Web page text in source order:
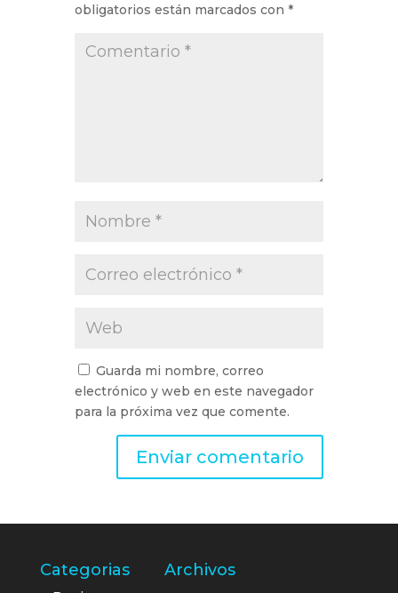
obligatorios están marcados con *
Guarda mi nombre, correo
electrónico y web en este navegador
para la próxima vez que comente.
Categorias Archivos